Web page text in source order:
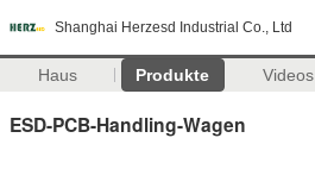
Shanghai Herzesd Industrial Co., Ltd
Haus Produkte Videos
ESD-PCB-Handling-Wagen